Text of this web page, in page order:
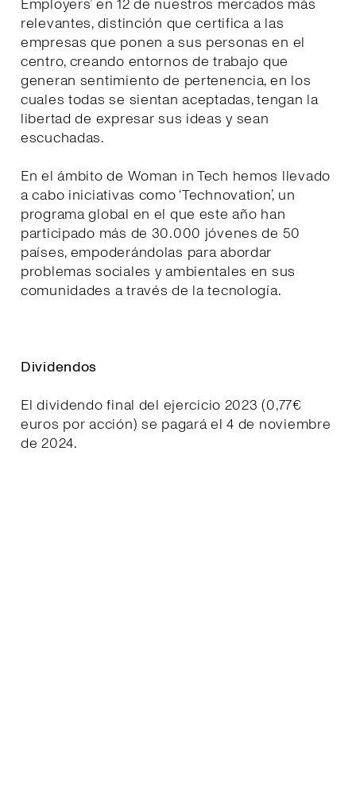
Employers’ en 12 de nuestros mercados más
relevantes, distinción que certifica a las
empresas que ponen a sus personas en el
centro, creando entornos de trabajo que
generan sentimiento de pertenencia, en los
cuales todas se sientan aceptadas, tengan la
libertad de expresar sus ideas y sean
escuchadas.
En el ámbito de Woman in Tech hemos llevado
a cabo iniciativas como ‘Technovation’, un
programa global en el que este año han
participado más de 30.000 jóvenes de 50
países, empoderándolas para abordar
problemas sociales y ambientales en sus
comunidades a través de la tecnología.
Dividendos
El dividendo final del ejercicio 2023 (0,77€
euros por acción) se pagará el 4 de noviembre
de 2024.